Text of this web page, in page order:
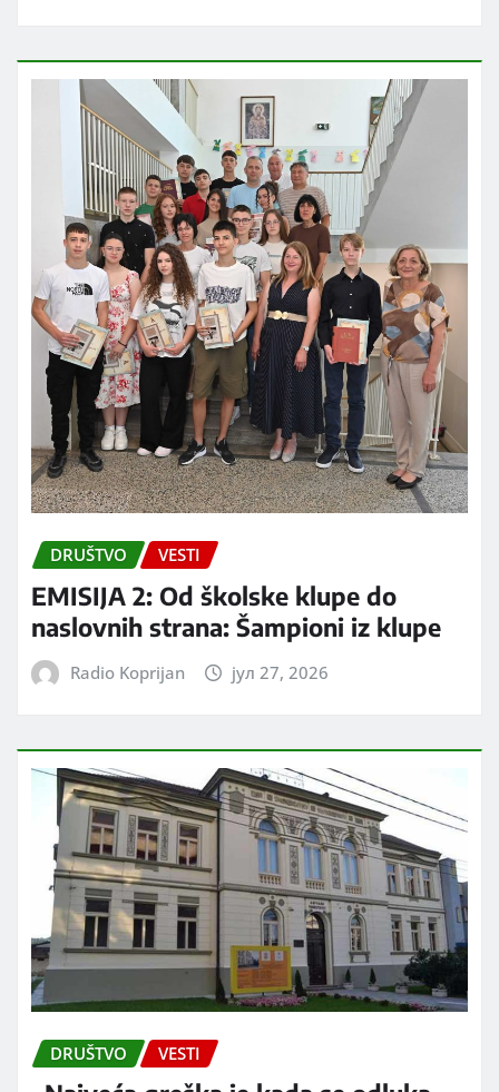
DRUŠTVO VESTI
EMISIJA 2: Od školske klupe do
naslovnih strana: Šampioni iz klupe
Radio Koprijan јул 27, 2026
DRUŠTVO VESTI